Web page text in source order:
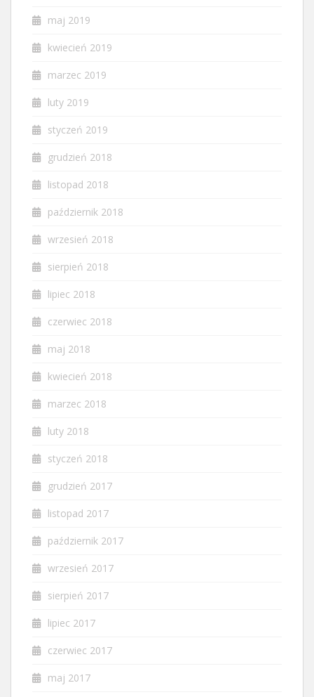
maj 2019
kwiecień 2019
marzec 2019
luty 2019
styczeń 2019
grudzień 2018
listopad 2018
październik 2018
wrzesień 2018
sierpień 2018
lipiec 2018
czerwiec 2018
maj 2018
kwiecień 2018
marzec 2018
luty 2018
styczeń 2018
grudzień 2017
listopad 2017
październik 2017
wrzesień 2017
sierpień 2017
lipiec 2017
czerwiec 2017
maj 2017